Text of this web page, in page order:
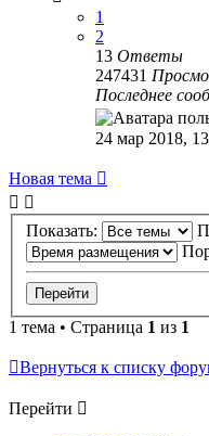
1
2
13 Ответы
247431
Последнее
24 мар 2018,
Новая тема
Показать:
1 тема • Страница 1 из 1
Вернуться к списку
Перейти